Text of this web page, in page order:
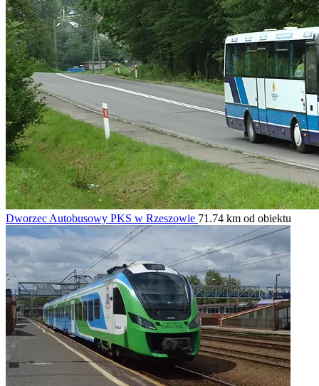
Dworzec Autobusowy PKS w Rzeszowie 71.74 km od obiektu